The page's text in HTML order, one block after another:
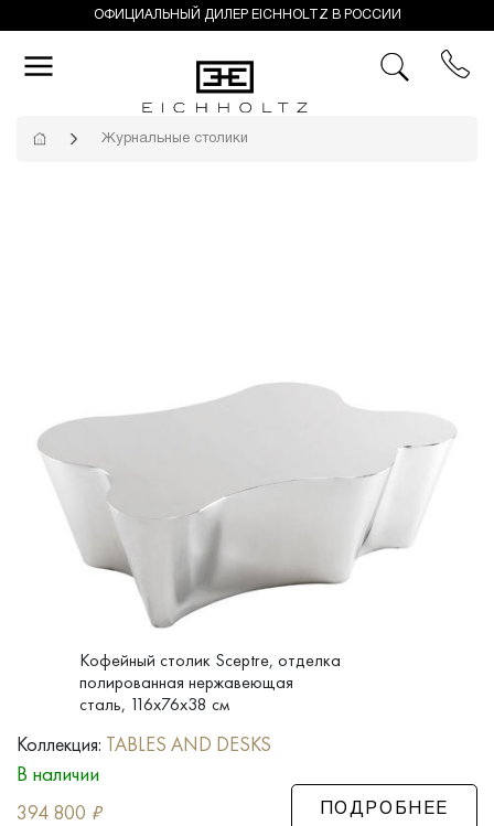
ОФИЦИАЛЬНЫЙ ДИЛЕР EICHHOLTZ В РОССИИ
Журнальные столики
Кофейный столик Sceptre, отделка
полированная нержавеющая
сталь, 116x76x38 см
Коллекция: TABLES AND DESKS
В наличии
394 800 ₽ ПОДРОБНЕЕ